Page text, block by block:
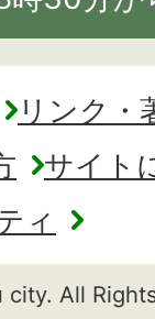
リンク・
サイト
ィ
All